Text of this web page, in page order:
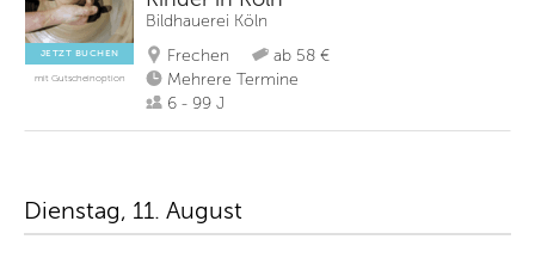
JETZT BUCHEN
mit Gutscheinoption
Bildhauerei Köln
Frechen
ab 58 €
Mehrere Termine
6 - 99 J
Dienstag, 11. August